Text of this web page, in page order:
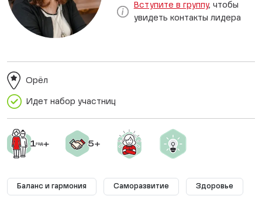
Вступите в группу, чтобы
увидеть контакты лидера
Идет набор участниц
Орёл
Баланс и гармония Саморазвитие Здоровье